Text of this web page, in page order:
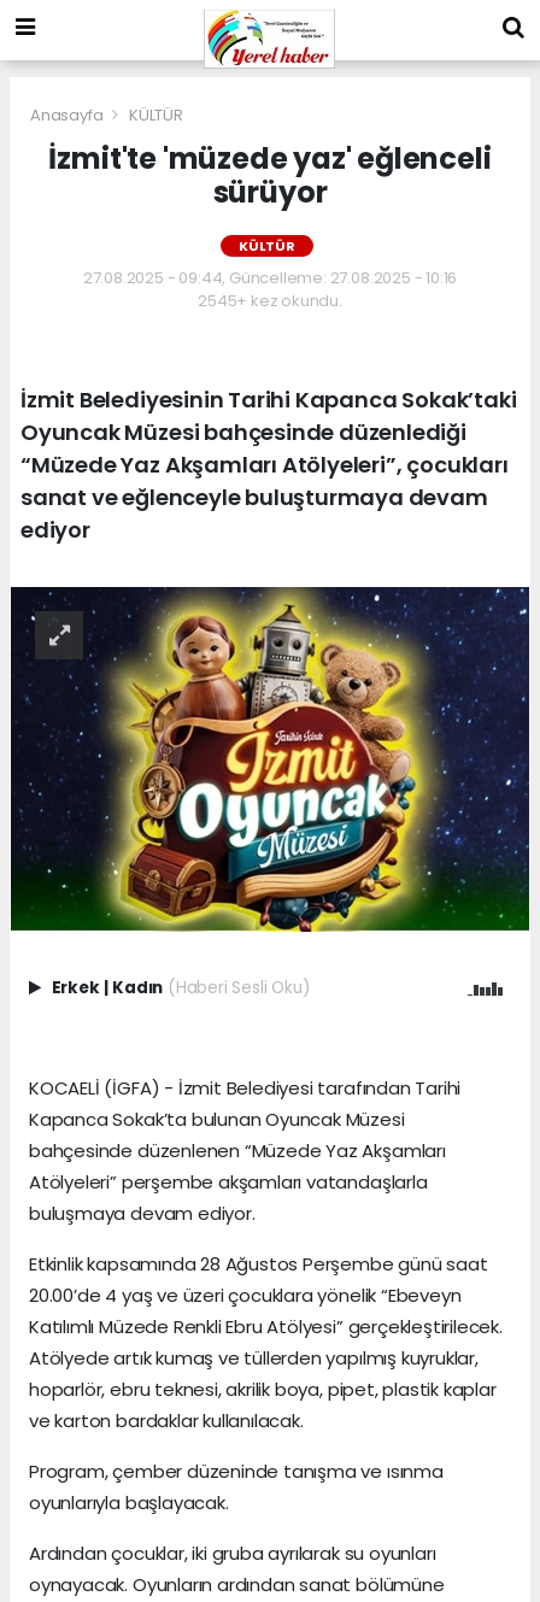
Anasayfa KÜLTÜR
İzmit'te 'müzede yaz' eğlenceli
sürüyor
KÜLTÜR
27.08.2025 - 09:44, Güncelleme: 27.08.2025 - 10:16
2545+ kez okundu.
İzmit Belediyesinin Tarihi Kapanca Sokak’taki
Oyuncak Müzesi bahçesinde düzenlediği
“Müzede Yaz Akşamları Atölyeleri”, çocukları
sanat ve eğlenceyle buluşturmaya devam
ediyor
Erkek | Kadın (Haberi Sesli Oku)
KOCAELİ (İGFA) - İzmit Belediyesi tarafından Tarihi
Kapanca Sokak’ta bulunan Oyuncak Müzesi
bahçesinde düzenlenen “Müzede Yaz Akşamları
Atölyeleri” perşembe akşamları vatandaşlarla
buluşmaya devam ediyor.
Etkinlik kapsamında 28 Ağustos Perşembe günü saat
20.00’de 4 yaş ve üzeri çocuklara yönelik “Ebeveyn
Katılımlı Müzede Renkli Ebru Atölyesi” gerçekleştirilecek.
Atölyede artık kumaş ve tüllerden yapılmış kuyruklar,
hoparlör, ebru teknesi, akrilik boya, pipet, plastik kaplar
ve karton bardaklar kullanılacak.
Program, çember düzeninde tanışma ve ısınma
oyunlarıyla başlayacak.
Ardından çocuklar, iki gruba ayrılarak su oyunları
oynayacak. Oyunların ardından sanat bölümüne